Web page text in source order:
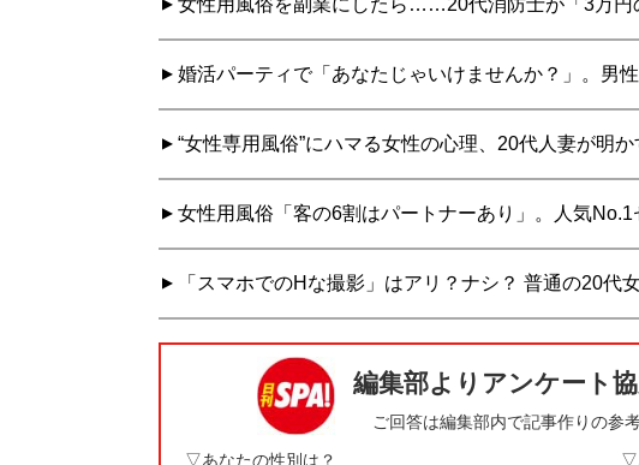
婚活パーティで「あなたじゃいけませんか？」。男
“女性専用風俗”にハマる女性の心理、20代人妻が明
女性用風俗「客の6割はパートナーあり」。人気
「スマホでのHな撮影」はアリ？ナシ？ 普通の20